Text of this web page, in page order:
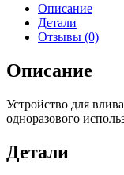
Описание
Детали
Отзывы (0)
Описание
Устройство для
одноразового
Детали